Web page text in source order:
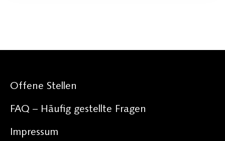
Offene Stellen
FAQ – Häufig gestellte Fragen
Impressum